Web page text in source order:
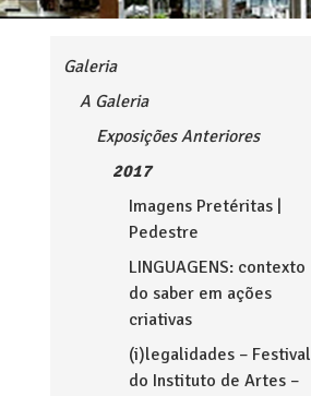
Galeria
A Galeria
Exposições Anteriores
2017
Imagens Pretéritas |
Pedestre
LINGUAGENS: contexto
do saber em ações
criativas
(i)legalidades – Festival
do Instituto de Artes –